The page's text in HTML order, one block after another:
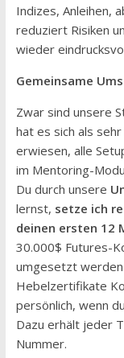
Indizes, Anleihen,
reduziert Risiken
wieder
Gemeinsame
Zwar sind unsere
hat es sich als
erwiesen, alle
im Mentoring-
Du durch unsere
lernst, setze ich
deinen ersten 12
30.000$ Futures-
umgesetzt
Hebelzertifikate
persönlich, wenn
Dazu erhält jeder
Nummer.